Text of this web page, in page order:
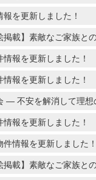
報を更新しました！
掲載】素敵なご家族と
情報を更新しました！
情報を更新しました！
― 不安を解消して理想
情報を更新しました！
件情報を更新しました！
掲載】素敵なご家族と